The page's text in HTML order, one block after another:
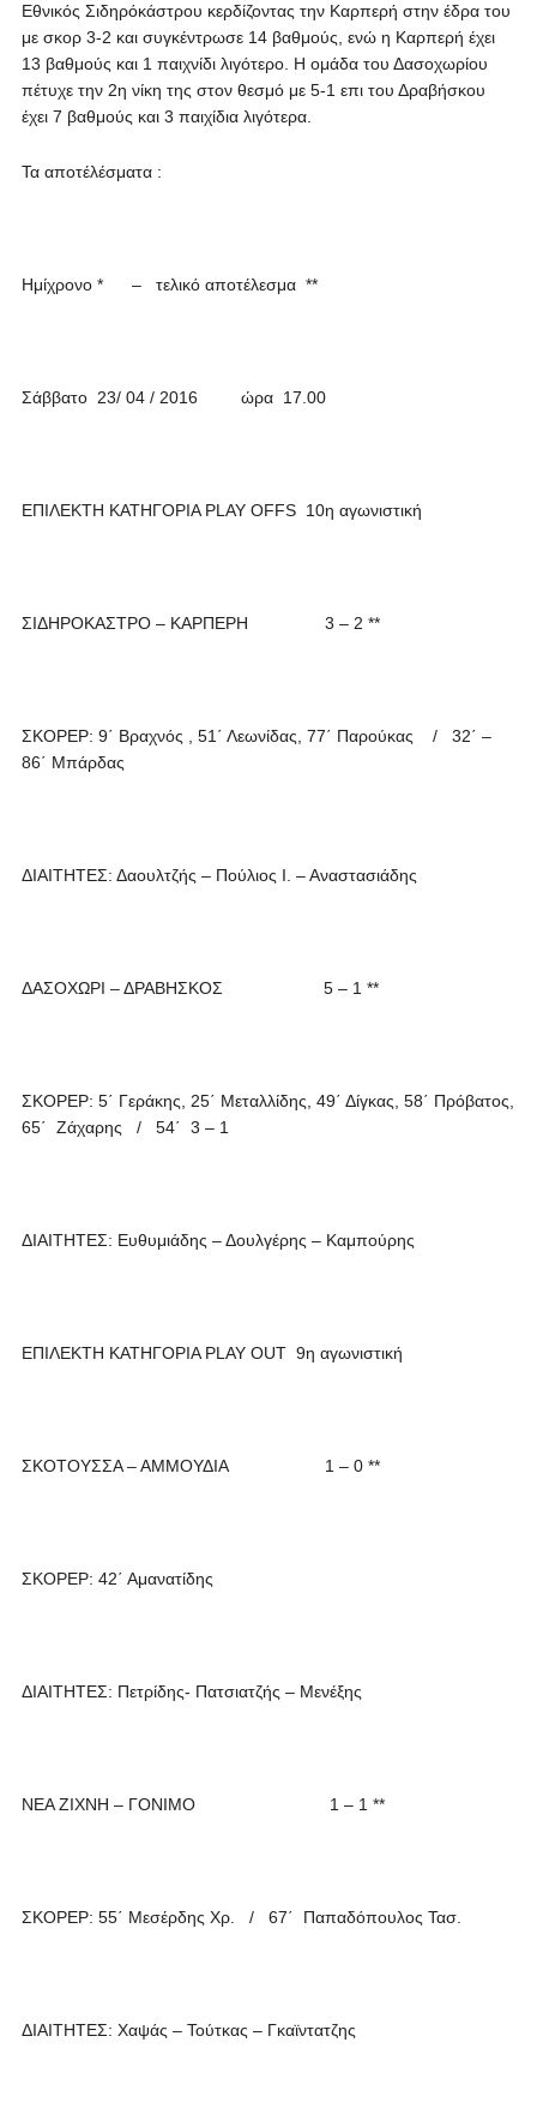
Εθνικός Σιδηρόκάστρου κερδίζοντας την Καρπερή στην έδρα του
με σκορ 3-2 και συγκέντρωσε 14 βαθμούς, ενώ η Καρπερή έχει
13 βαθμούς και 1 παιχνίδι λιγότερο. Η ομάδα του Δασοχωρίου
πέτυχε την 2η νίκη της στον θεσμό με 5-1 επι του Δραβήσκου
έχει 7 βαθμούς και 3 παιχίδια λιγότερα.
Τα αποτέλέσματα :
Ημίχρονο * – τελικό αποτέλεσμα **
Σάββατο 23/ 04 / 2016 ώρα 17.00
ΕΠΙΛΕΚΤΗ ΚΑΤΗΓΟΡΙΑ PLAY OFFS 10η αγωνιστική
ΣΙΔΗΡΟΚΑΣΤΡΟ – ΚΑΡΠΕΡΗ 3 – 2 **
ΣΚΟΡΕΡ: 9΄ Βραχνός , 51΄ Λεωνίδας, 77΄ Παρούκας / 32΄ –
86΄ Μπάρδας
ΔΙΑΙΤΗΤΕΣ: Δαουλτζής – Πούλιος Ι. – Αναστασιάδης
ΔΑΣΟΧΩΡΙ – ΔΡΑΒΗΣΚΟΣ 5 – 1 **
ΣΚΟΡΕΡ: 5΄ Γεράκης, 25΄ Μεταλλίδης, 49΄ Δίγκας, 58΄ Πρόβατος,
65΄ Ζάχαρης / 54΄ 3 – 1
ΔΙΑΙΤΗΤΕΣ: Ευθυμιάδης – Δουλγέρης – Καμπούρης
ΕΠΙΛΕΚΤΗ ΚΑΤΗΓΟΡΙΑ PLAY OUT 9η αγωνιστική
ΣΚΟΤΟΥΣΣΑ – ΑΜΜΟΥΔΙΑ 1 – 0 **
ΣΚΟΡΕΡ: 42΄ Αμανατίδης
ΔΙΑΙΤΗΤΕΣ: Πετρίδης- Πατσιατζής – Μενέξης
ΝΕΑ ΖΙΧΝΗ – ΓΟΝΙΜΟ 1 – 1 **
ΣΚΟΡΕΡ: 55΄ Μεσέρδης Χρ. / 67΄ Παπαδόπουλος Τασ.
ΔΙΑΙΤΗΤΕΣ: Χαψάς – Τούτκας – Γκαϊντατζης